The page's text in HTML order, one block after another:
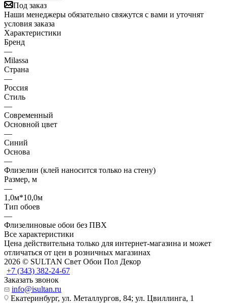
Под заказ
Наши менеджеры обязательно свяжутся с вами и уточнят
условия заказа
Характеристики
Бренд
—
Milassa
Страна
—
Россия
Стиль
—
Современный
Основной цвет
—
Синий
Основа
—
Флизелин (клей наносится только на стену)
Размер, м
—
1,0м*10,0м
Тип обоев
—
Флизелиновые обои без ПВХ
Все характеристики
Цена действительна только для интернет-магазина и может
отличаться от цен в розничных магазинах
2026 © SULTAN Свет Обои Пол Декор
+7 (343) 382-24-67
Заказать звонок
info@isultan.ru
Екатеринбург, ул. Металлургов, 84; ул. Цвиллинга, 1